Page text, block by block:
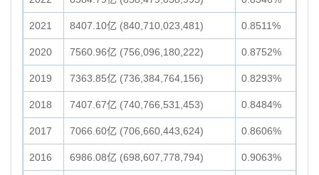
2021 8407.10亿 (840,710,023,481) 0.8511%
2020 7560.96亿 (756,096,180,222) 0.8752%
2019 7363.85亿 (736,384,764,156) 0.8293%
2018 7407.67亿 (740,766,531,453) 0.8484%
2017 7066.60亿 (706,660,443,624) 0.8606%
2016 6986.08亿 (698,607,778,794) 0.9063%